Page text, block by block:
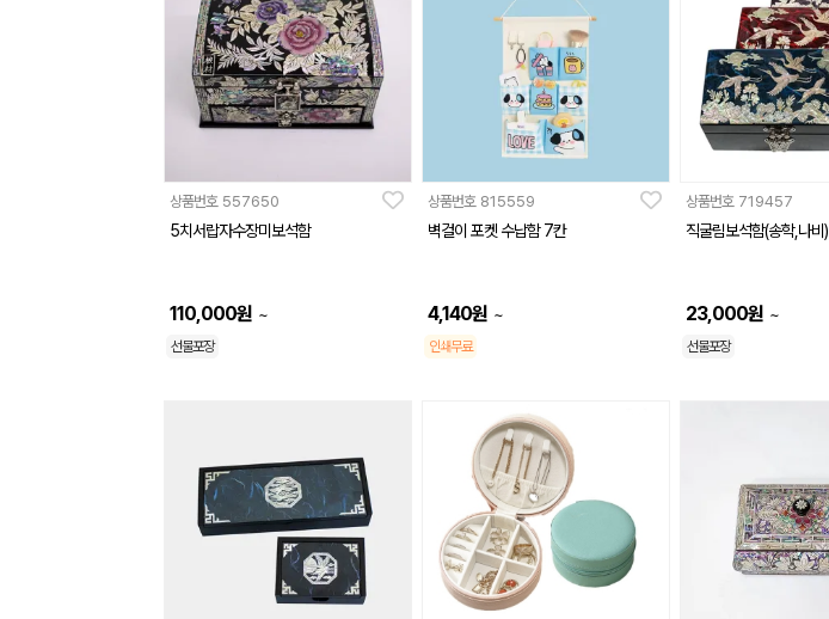
상품번호 557650
5치서랍자수장미보석함
110,000원 ~
선물포장
상품번호 815559
벽걸이 포켓 수납함 7칸
4,140원 ~
인쇄무료
상품번호 719457
직굴림보석함(송학,나비)
23,000원 ~
선물포장